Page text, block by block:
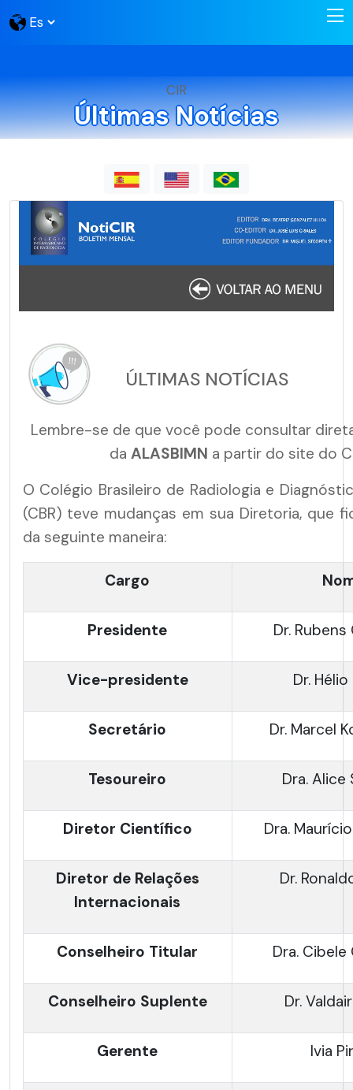
CIR
Últimas Notícias
ÚLTIMAS NOTÍCIAS
Lembre-se de que você pode consultar
da ALASBIMN a partir do site do
O Colégio Brasileiro de Radiologia e
(CBR) teve mudanças em sua Diretoria, que
da seguinte maneira:
Cargo
Presidente Dr.
Vice-presidente Dr.
Secretário Dr. Marcel
Tesoureiro Dra. Alice
Diretor Científico Dra.
Diretor de Relações
Internacionais
Dr.
Conselheiro Titular Dra. Cibele
Conselheiro Suplente Dr.
Gerente Ivia